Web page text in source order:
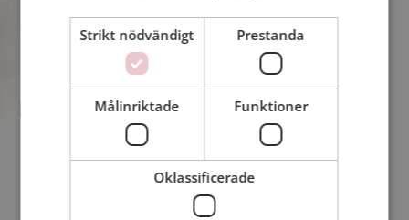
på kvällarna. Kanske en
träningsfantast som du?
44 år från Östersund i Jämtlands län
Söker kvinna 20 - 70 år
Vill du veta om Andreas är rätt för dig?
Bli medlem och se vad Andreas gillar
Strikt nödvändigt Prestanda
Målinriktade Funktioner
Oklassificerade